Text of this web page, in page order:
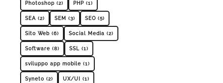
Photoshop (2) PHP (1)
SEA (2) SEM (3) SEO (5)
Sito Web (6) Social Media (2)
Software (8) SSL (1)
sviluppo app mobile (1)
Syneto (2) UX/UI (1)